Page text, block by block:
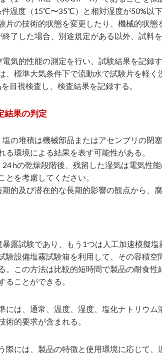
温度（15℃〜35℃）と相対湿度が50%以
片の技術的状態を変更したり、機械的状態
了した場合、別途規定がある以外、試料
電気的性能の測定を行い、試験結果を記録
、標準大気条件下で流動水で試験片を軽
目視検査し、検査結果を記録する。
結果の判定
塩の堆積は機械部品またはアセンブリの閉
る環境による結果を表す可能性がある。
24 hの乾燥段階後、残留した湿気は電気性
とを考慮してください。
期的及び潜在的な長期的影響の観点から、
暴露試験であり、もう1つは人工加速模擬
験設備塩霧試験箱を利用して、その容積
。この方法は比較的短時間で製品の耐食
ることができる。
には、通常、温度、湿度、塩化ナトリウ
術的要求が含まれる。
際には、製品の特徴と使用環境に応じて、